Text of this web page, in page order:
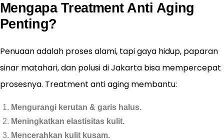
Mengapa Treatment Anti Aging
Penting?
Penuaan adalah proses alami, tapi gaya hidup, paparan
sinar matahari, dan polusi di Jakarta bisa mempercepat
prosesnya. Treatment anti aging membantu:
Mengurangi kerutan & garis halus.
Meningkatkan elastisitas kulit.
Mencerahkan kulit kusam.